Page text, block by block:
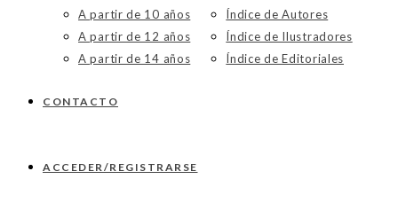
A partir de 10 años
A partir de 12 años
A partir de 14 años
Índice de Autores
Índice de Ilustradores
Índice de Editoriales
CONTACTO
ACCEDER/REGISTRARSE